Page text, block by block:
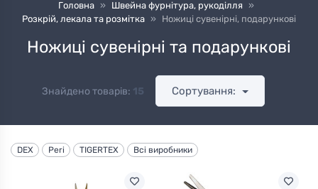
Головна » Швейна фурнітура, рукоділля
»
Розкрій, лекала та розмітка » Ножиці сувенірні, подарункові
Ножиці сувенірні та подарункові
Знайдено товарів: 15 Сортування:
DEX Peri TIGERTEX Всі виробники